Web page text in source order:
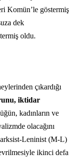
Komün’le göstermiş
dek
oldu.
çıkardığı
iktidar
kadınların ve
olacağını
Leninist (M-L)
ikinci defa